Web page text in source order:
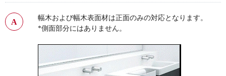
幅木および幅木表面材は正面のみの対応となります。
*側面部分にはありません。